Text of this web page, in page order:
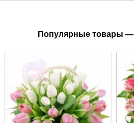
Популярные товары